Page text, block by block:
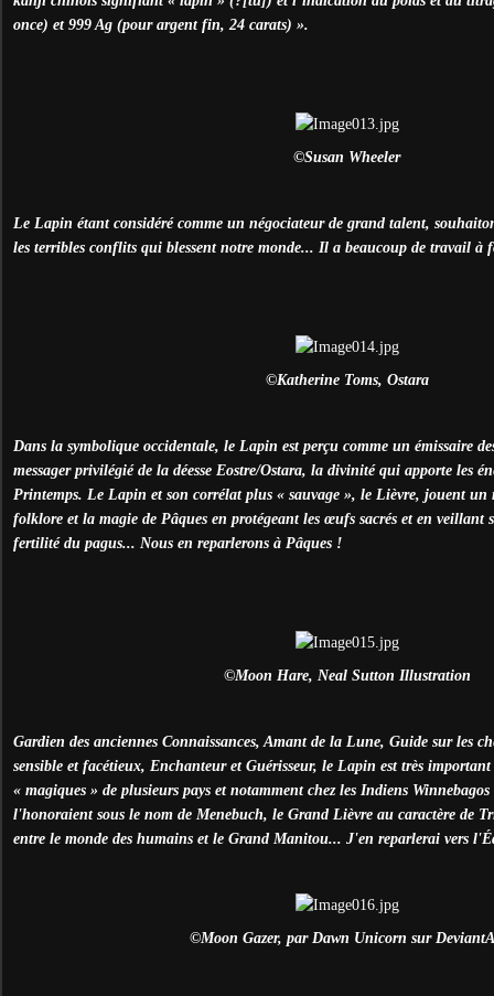
once) et 999 Ag (pour argent fin, 24 carats) ».
©Susan Wheeler
Le Lapin étant considéré comme un négociateur de grand talent,
les terribles conflits qui blessent notre monde... Il a beaucoup de travail
©Katherine Toms, Ostara
Dans la symbolique occidentale, le Lapin est perçu comme un émissaire
messager privilégié de la déesse Eostre/Ostara, la divinité qui apporte les
Printemps. Le Lapin et son corrélat plus « sauvage », le Lièvre, jouent un
folklore et la magie de Pâques en protégeant les œufs sacrés et en veillant
fertilité du pagus... Nous en reparlerons à Pâques !
©Moon Hare, Neal Sutton Illustration
Gardien des anciennes Connaissances, Amant de la Lune, Guide sur les
sensible et facétieux, Enchanteur et Guérisseur, le Lapin est très important
« magiques » de plusieurs pays et notamment chez les Indiens
l'honoraient sous le nom de Menebuch, le Grand Lièvre au caractère de
entre le monde des humains et le Grand Manitou... J'en reparlerai vers
©Moon Gazer, par Dawn Unicorn sur